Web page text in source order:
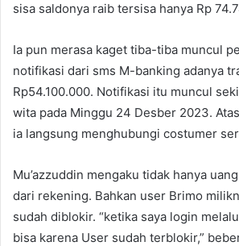
sisa saldonya raib tersisa hanya Rp
Ia pun merasa kaget tiba-tiba muncul
notifikasi dari sms M-banking adanya
Rp54.100.000. Notifikasi itu muncul
wita pada Minggu 24 Desber 2023.
ia langsung menghubungi costumer
Mu’azzuddin mengaku tidak hanya
dari rekening. Bahkan user Brimo
sudah diblokir. “ketika saya login
bisa karena User sudah terblokir,”